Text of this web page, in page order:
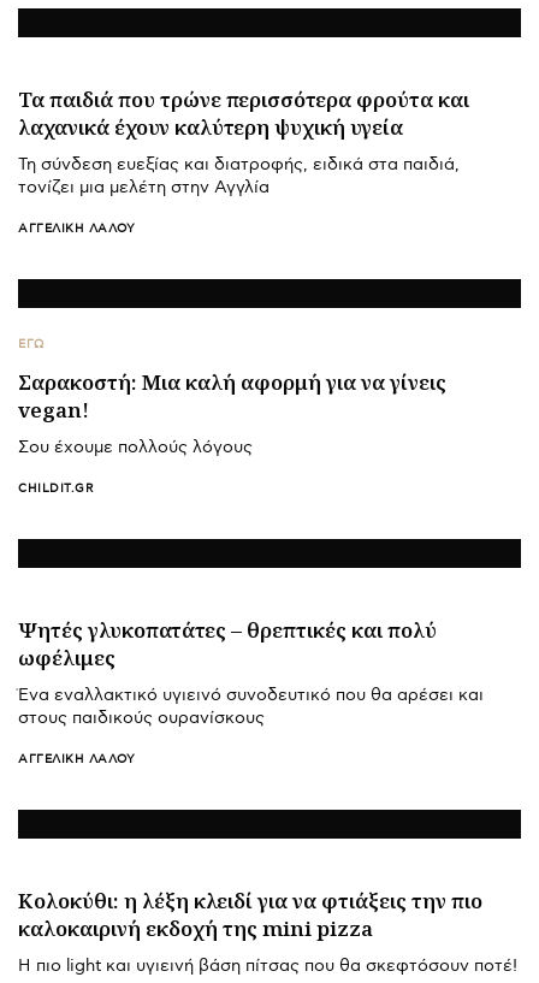
Τα παιδιά που τρώνε περισσότερα φρούτα και
λαχανικά έχουν καλύτερη ψυχική υγεία
Τη σύνδεση ευεξίας και διατροφής, ειδικά στα παιδιά,
τονίζει μια μελέτη στην Αγγλία
ΑΓΓΕΛΙΚΉ ΛΆΛΟΥ
ΕΓΩ
Σαρακοστή: Μια καλή αφορμή για να γίνεις
vegan!
Σου έχουμε πολλούς λόγους
CHILDIT.GR
Ψητές γλυκοπατάτες – θρεπτικές και πολύ
ωφέλιμες
Ένα εναλλακτικό υγιεινό συνοδευτικό που θα αρέσει και
στους παιδικούς ουρανίσκους
ΑΓΓΕΛΙΚΉ ΛΆΛΟΥ
Κολοκύθι: η λέξη κλειδί για να φτιάξεις την πιο
καλοκαιρινή εκδοχή της mini pizza
Η πιο light και υγιεινή βάση πίτσας που θα σκεφτόσουν ποτέ!